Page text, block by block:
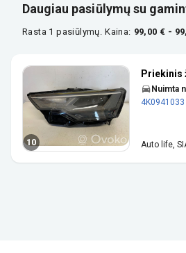
Daugiau pasiūlymų su
Rasta 1 pasiūlymų. Kaina: 99,00 € -
10
Priekinis
Nuimta
4K0941033
Auto life,